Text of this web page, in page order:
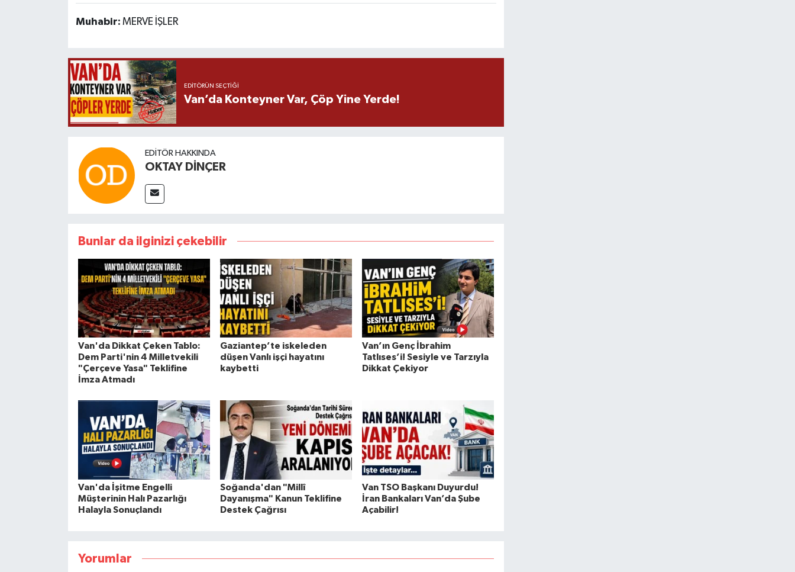
Muhabir: MERVE İŞLER
EDITÖRÜN SEÇTIĞI
Van’da Konteyner Var, Çöp Yine Yerde!
EDITÖR HAKKINDA
OKTAY DİNÇER
Bunlar da ilginizi çekebilir
Van'da Dikkat Çeken Tablo:
Dem Parti'nin 4 Milletvekili
"Çerçeve Yasa" Teklifine
İmza Atmadı
Gaziantep’te iskeleden
düşen Vanlı işçi hayatını
kaybetti
Van’ın Genç İbrahim
Tatlıses’i! Sesiyle ve Tarzıyla
Dikkat Çekiyor
Van'da İşitme Engelli
Müşterinin Halı Pazarlığı
Halayla Sonuçlandı
Soğanda'dan "Millî
Dayanışma" Kanun Teklifine
Destek Çağrısı
Van TSO Başkanı Duyurdu!
İran Bankaları Van’da Şube
Açabilir!
Yorumlar